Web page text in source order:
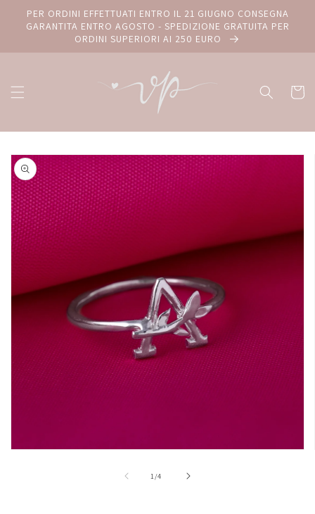
direttamente
ai contenuti
PER ORDINI EFFETTUATI ENTRO IL 21 GIUGNO CONSEGNA
GARANTITA ENTRO AGOSTO - SPEDIZIONE GRATUITA PER
ORDINI SUPERIORI AI 250 EURO
Carrello
Passa alle
informazioni
sul prodotto
1 /
su4